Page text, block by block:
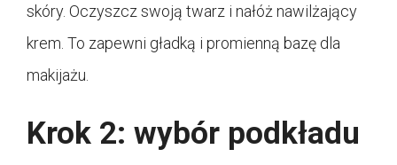
skóry. Oczyszcz swoją twarz i nałóż nawilżający
krem. To zapewni gładką i promienną bazę dla
makijażu.
Krok 2: wybór podkładu